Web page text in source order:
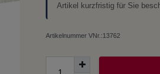
Artikel kurzfristig für Sie
Artikelnummer VNr.:13762